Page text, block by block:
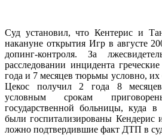
Суд установил, что Кентерис и
накануне открытия Игр в августе
допинг-контроля. За
расследовании инцидента
года и 7 месяцев тюрьмы условно,
Цекос получил 2 года 8
условным срокам
государственной больницы, куда
были госпитализированы Кендерис
ложно подтвердившие факт ДТП в